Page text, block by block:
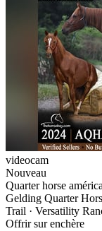
videocam
Nouveau
Quarter horse
Gelding Quarter
Trail · Versatility
Offrir sur enchère